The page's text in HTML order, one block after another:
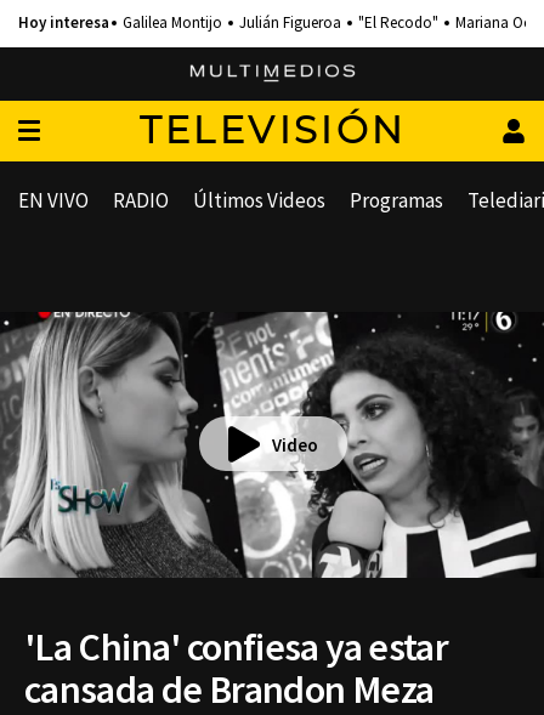
Galilea Montijo Julián Figueroa "El Recodo" Mariana
TELEVISIÓN
EN VIVO RADIO Últimos Videos Programas
Video
'La China' confiesa ya estar
cansada de Brandon Meza